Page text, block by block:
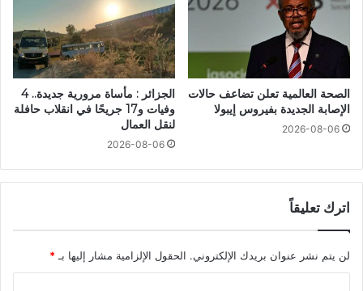
الصحة العالمية تعلن تضاعف حالات
الإصابة الجديدة بفيروس إيبولا
2026-08-06
الجزائر : مأساة مرورية جديدة.. 4
وفيات و17 جريحًا في انقلاب حافلة
لنقل العمال
2026-08-06
اترك تعليقاً
لن يتم نشر عنوان بريدك الإلكتروني. الحقول الإلزامية مشار إليها بـ *